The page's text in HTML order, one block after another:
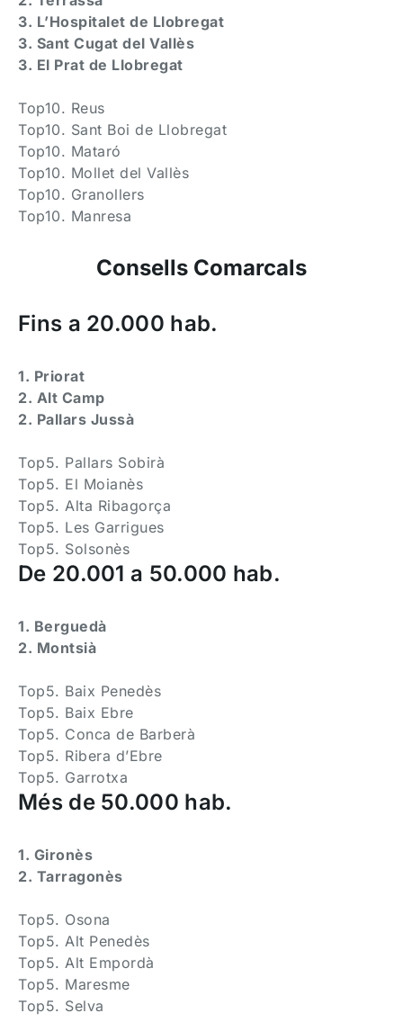
3. L’Hospitalet de Llobregat
3. Sant Cugat del Vallès
3. El Prat de Llobregat
Top10. Reus
Top10. Sant Boi de Llobregat
Top10. Mataró
Top10. Mollet del Vallès
Top10. Granollers
Top10. Manresa
Consells Comarcals
Fins a 20.000 hab.
1. Priorat
2. Alt Camp
2. Pallars Jussà
Top5. Pallars Sobirà
Top5. El Moianès
Top5. Alta Ribagorça
Top5. Les Garrigues
Top5. Solsonès
De 20.001 a 50.000 hab.
1. Berguedà
2. Montsià
Top5. Baix Penedès
Top5. Baix Ebre
Top5. Conca de Barberà
Top5. Ribera d’Ebre
Top5. Garrotxa
Més de 50.000 hab.
1. Gironès
2. Tarragonès
Top5. Osona
Top5. Alt Penedès
Top5. Alt Empordà
Top5. Maresme
Top5. Selva